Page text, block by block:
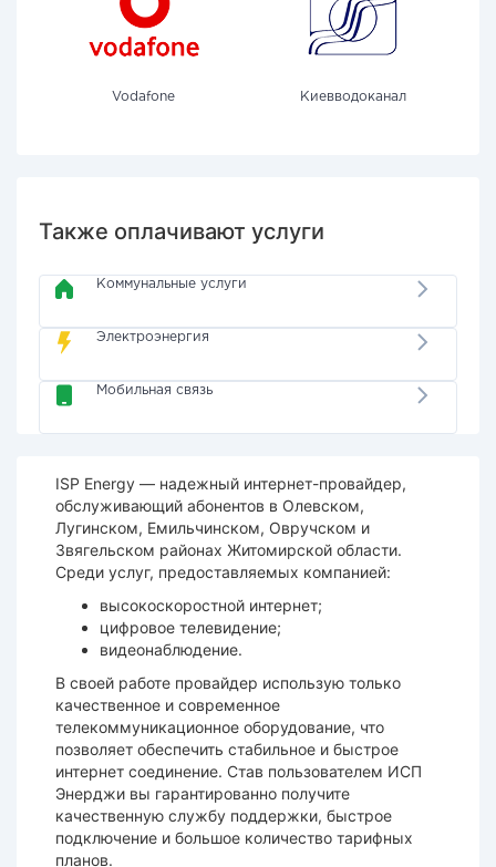
Vodafone Киевводоканал
Также оплачивают услуги
Коммунальные услуги
Электроэнергия
Мобильная связь
ISP Energy — надежный интернет-провайдер,
обслуживающий абонентов в Олевском,
Лугинском, Емильчинском, Овручском и
Звягельском районах Житомирской области.
Среди услуг, предоставляемых компанией:
высокоскоростной интернет;
цифровое телевидение;
видеонаблюдение.
В своей работе провайдер использую только
качественное и современное
телекоммуникационное оборудование, что
позволяет обеспечить стабильное и быстрое
интернет соединение. Став пользователем ИСП
Энерджи вы гарантированно получите
качественную службу поддержки, быстрое
подключение и большое количество тарифных
планов.